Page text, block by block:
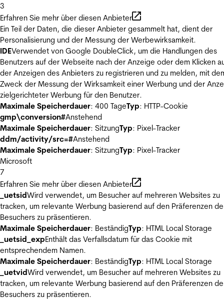
3
Erfahren Sie mehr über diesen Anbieter
Ein Teil der Daten, die dieser Anbieter gesammelt hat, dient der
Personalisierung und der Messung der Werbewirksamkeit.
IDEVerwendet von Google DoubleClick, um die Handlungen des
Benutzers auf der Webseite nach der Anzeige oder dem Klicken
der Anzeigen des Anbieters zu registrieren und zu melden, mit
Zweck der Messung der Wirksamkeit einer Werbung und der
zielgerichteter Werbung für den Benutzer.
Maximale Speicherdauer: 400 TageTyp: HTTP-Cookie
gmp\conversion#Anstehend
Maximale Speicherdauer: SitzungTyp: Pixel-Tracker
ddm/activity/src=#Anstehend
Maximale Speicherdauer: SitzungTyp: Pixel-Tracker
Microsoft
7
Erfahren Sie mehr über diesen Anbieter
_uetsidWird verwendet, um Besucher auf mehreren Websites zu
tracken, um relevante Werbung basierend auf den Präferenzen
Besuchers zu präsentieren.
Maximale Speicherdauer: BeständigTyp: HTML Local Storage
_uetsid_expEnthält das Verfallsdatum für das Cookie mit
entsprechendem Namen.
Maximale Speicherdauer: BeständigTyp: HTML Local Storage
_uetvidWird verwendet, um Besucher auf mehreren Websites zu
tracken, um relevante Werbung basierend auf den Präferenzen
Besuchers zu präsentieren.